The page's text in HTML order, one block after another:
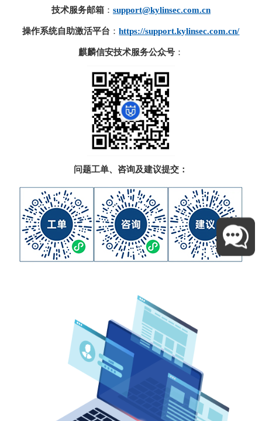
技术服务邮箱： support@kylinsec.com.cn
操作系统自助激活平台 ：https://support.kylinsec.com.cn/
麒麟信安技术服务公众号：
问题工单、咨询及建议提交：